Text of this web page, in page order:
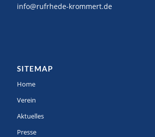
info@rufrhede-krommert.de
SITEMAP
Home
Verein
Aktuelles
Presse